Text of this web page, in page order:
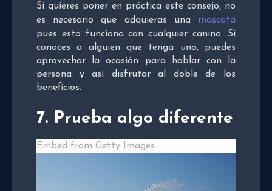
Si quieres poner en práctica este consejo, no
es necesario que adquieras una mascota
pues esto funciona con cualquier canino. Si
conoces a alguien que tenga uno, puedes
aprovechar la ocasión para hablar con la
persona y así disfrutar al doble de los
beneficios.
7. Prueba algo diferente
Embed from Getty Images